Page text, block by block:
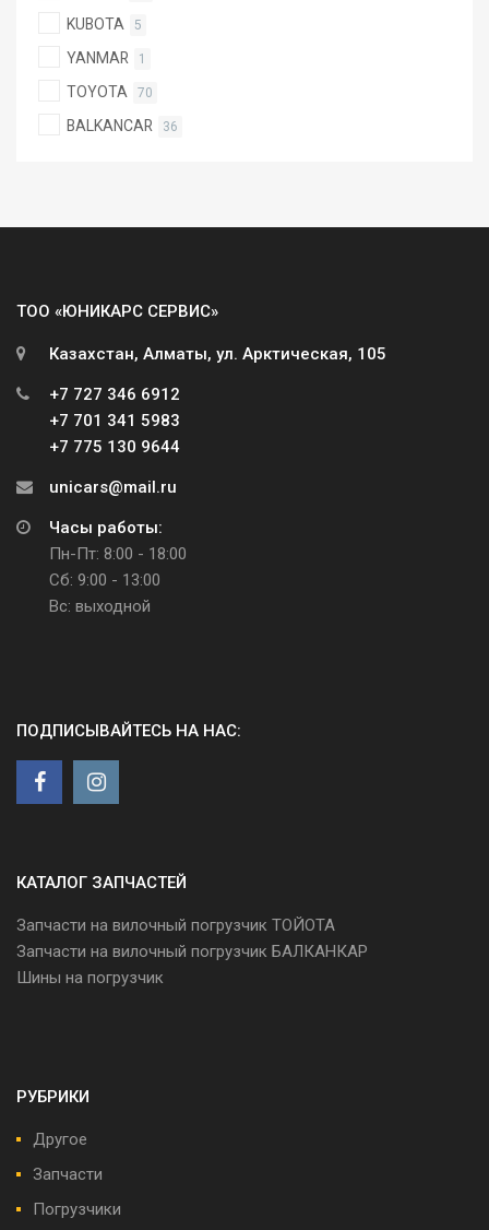
KUBOTA 5
YANMAR 1
TOYOTA 70
BALKANCAR 36
ТОО «ЮНИКАРС СЕРВИС»
Казахстан, Алматы, ул. Арктическая, 105
+7 727 346 6912
+7 701 341 5983
+7 775 130 9644
unicars@mail.ru
Часы работы:
Пн-Пт: 8:00 - 18:00
Сб: 9:00 - 13:00
Вс: выходной
ПОДПИСЫВАЙТЕСЬ НА НАС:
КАТАЛОГ ЗАПЧАСТЕЙ
Запчасти на вилочный погрузчик ТОЙОТА
Запчасти на вилочный погрузчик БАЛКАНКАР
Шины на погрузчик
РУБРИКИ
Другое
Запчасти
Погрузчики